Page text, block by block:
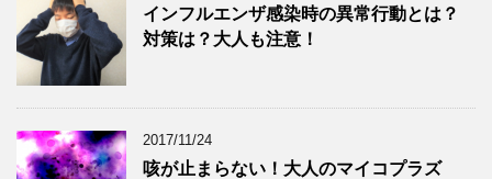
インフルエンザ感染時の異常行動とは？
対策は？大人も注意！
2017/11/24
咳が止まらない！大人のマイコプラズ